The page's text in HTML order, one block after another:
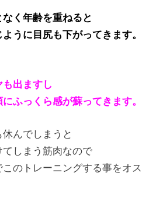
く年齢を重ねると
うに目尻も下がってきます。
出ますし
ふっくら感が蘇ってきます。
んでしまうと
しまう筋肉なので
のトレーニングする事をオス